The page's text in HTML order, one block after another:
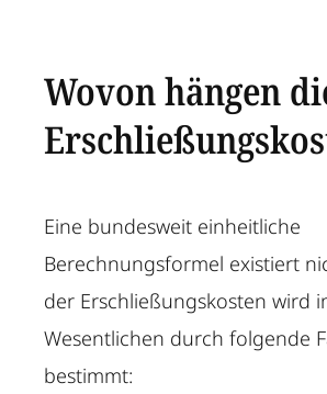
Wovon hängen
Eine bundesweit einheitliche
Berechnungsformel existiert
der Erschließungskosten wird
Wesentlichen durch folgende
bestimmt: